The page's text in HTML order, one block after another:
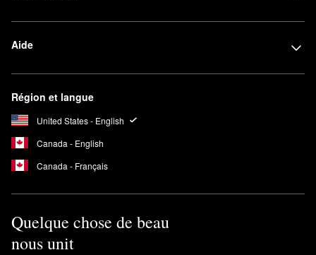
Aide
Région et langue
United States - English
Canada - English
Canada - Français
Quelque chose de beau
nous unit